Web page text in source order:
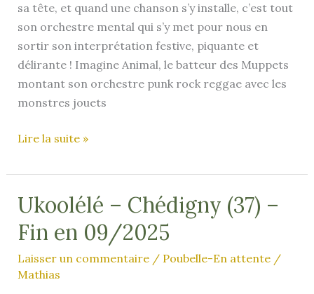
sa tête, et quand une chanson s’y installe, c’est tout
son orchestre mental qui s’y met pour nous en
sortir son interprétation festive, piquante et
délirante ! Imagine Animal, le batteur des Muppets
montant son orchestre punk rock reggae avec les
monstres jouets
Kaptain
Lire la suite »
Ukoolélé – Chédigny (37) –
Fin en 09/2025
Laisser un commentaire / Poubelle-En attente/
Mathias